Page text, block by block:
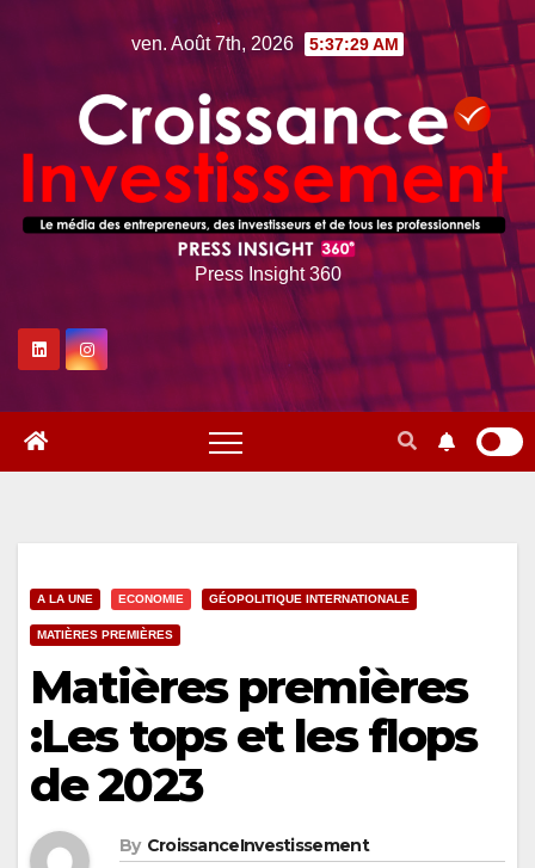
ven. Août 7th, 2026 5:37:30 AM
Press Insight 360
A LA UNE ECONOMIE GÉOPOLITIQUE INTERNATIONALE
MATIÈRES PREMIÈRES
Matières premières
:Les tops et les flops
de 2023
By CroissanceInvestissement